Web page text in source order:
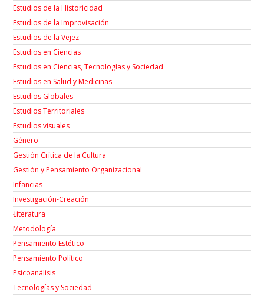
Estudios de la Historicidad
Estudios de la Improvisación
Estudios de la Vejez
Estudios en Ciencias
Estudios en Ciencias, Tecnologías y Sociedad
Estudios en Salud y Medicinas
Estudios Globales
Estudios Territoriales
Estudios visuales
Género
Gestión Crítica de la Cultura
Gestión y Pensamiento Organizacional
Infancias
Investigación-Creación
Łiteratura
Metodología
Pensamiento Estético
Pensamiento Político
Psicoanálisis
Tecnologías y Sociedad